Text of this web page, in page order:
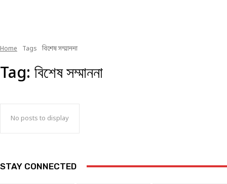
Home Tags বিশেষ সম্মাননা
Tag: বিশেষ সম্মাননা
No posts to display
STAY CONNECTED